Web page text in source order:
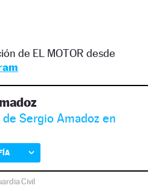
de EL MOTOR desde
de Sergio Amadoz en
Civil